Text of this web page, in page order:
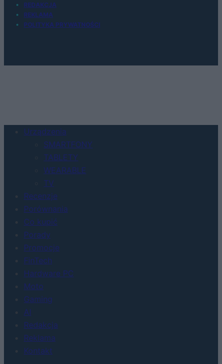
REDAKCJA
REKLAMA
POLITYKA PRYWATNOŚCI
Urządzenia
SMARTFONY
TABLETY
WEARABLE
TV
Recenzje
Porównania
Co kupić
Porady
Promocje
FinTech
Hardware PC
Moto
Gaming
AI
Redakcja
Reklama
Kontakt